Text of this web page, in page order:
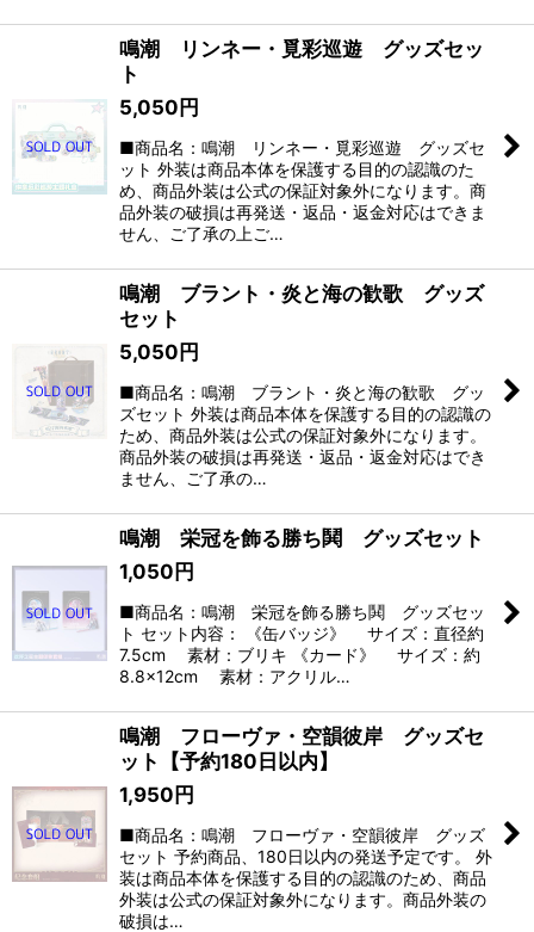
鳴潮 リンネー・覓彩巡遊 グッズセッ
ト
5,050 円
■商品名：鳴潮 リンネー・覓彩巡遊 グッズセ
ット 外装は商品本体を保護する目的の認識のた
め、商品外装は公式の保証対象外になります。商
品外装の破損は再発送・返品・返金対応はできま
せん、ご了承の上ご…
鳴潮 ブラント・炎と海の歓歌 グッズ
セット
5,050 円
■商品名：鳴潮 ブラント・炎と海の歓歌 グッ
ズセット 外装は商品本体を保護する目的の認識の
ため、商品外装は公式の保証対象外になります。
商品外装の破損は再発送・返品・返金対応はでき
ません、ご了承の…
鳴潮 栄冠を飾る勝ち鬨 グッズセット
1,050 円
■商品名：鳴潮 栄冠を飾る勝ち鬨 グッズセッ
ト セット内容： 《缶バッジ》 サイズ：直径約
7.5cm 素材：ブリキ 《カード》 サイズ：約
8.8×12cm 素材：アクリル…
鳴潮 フローヴァ・空韻彼岸 グッズセ
ット【予約180日以内】
1,950 円
■商品名：鳴潮 フローヴァ・空韻彼岸 グッズ
セット 予約商品、180日以内の発送予定です。 外
装は商品本体を保護する目的の認識のため、商品
外装は公式の保証対象外になります。商品外装の
破損は…